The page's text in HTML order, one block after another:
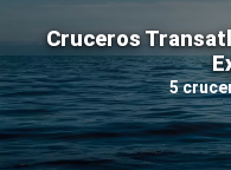
Cruceros
5
Nuestros destinos
Fecha de salida
Puertos